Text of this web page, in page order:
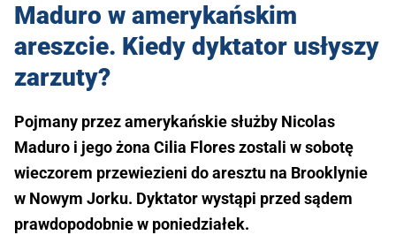
Maduro w amerykańskim
areszcie. Kiedy dyktator usłyszy
zarzuty?
Pojmany przez amerykańskie służby Nicolas
Maduro i jego żona Cilia Flores zostali w sobotę
wieczorem przewiezieni do aresztu na Brooklynie
w Nowym Jorku. Dyktator wystąpi przed sądem
prawdopodobnie w poniedziałek.